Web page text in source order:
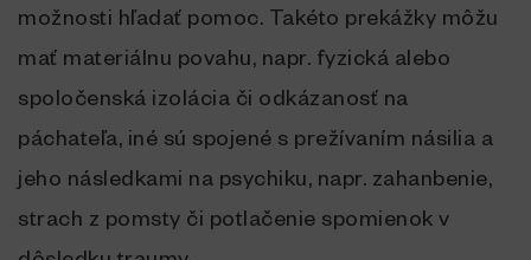
možnosti hľadať pomoc. Takéto prekážky môžu
mať materiálnu povahu, napr. fyzická alebo
spoločenská izolácia či odkázanosť na
páchateľa, iné sú spojené s prežívaním násilia a
jeho následkami na psychiku, napr. zahanbenie,
strach z pomsty či potlačenie spomienok v